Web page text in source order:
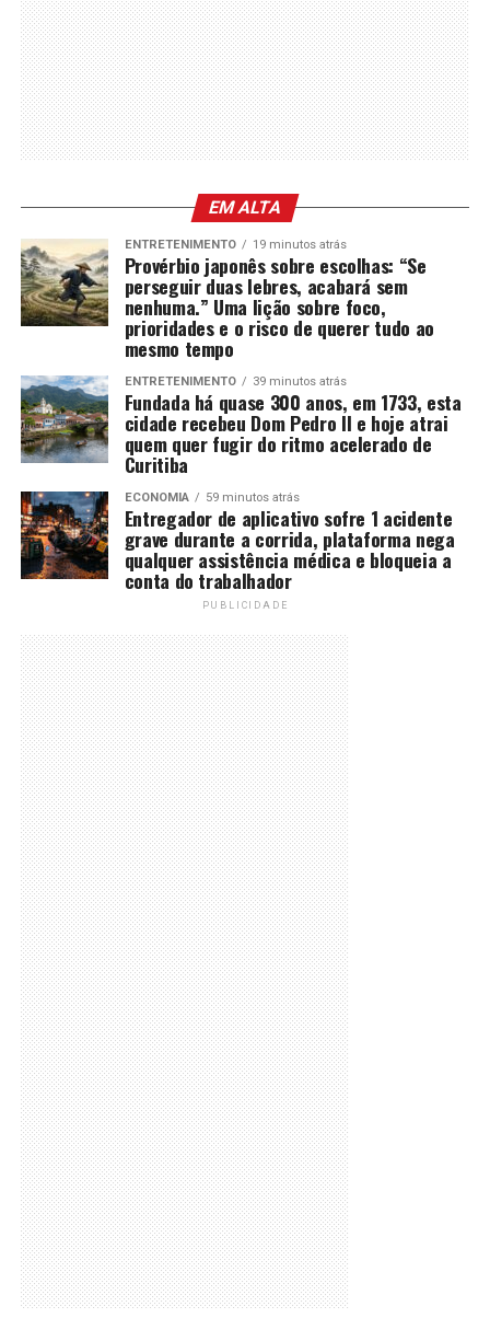
EM ALTA
ENTRETENIMENTO 19 minutos atrás
Provérbio japonês sobre escolhas: “Se
perseguir duas lebres, acabará sem
nenhuma.” Uma lição sobre foco,
prioridades e o risco de querer tudo ao
mesmo tempo
ENTRETENIMENTO 39 minutos atrás
Fundada há quase 300 anos, em 1733, esta
cidade recebeu Dom Pedro II e hoje atrai
quem quer fugir do ritmo acelerado de
Curitiba
ECONOMIA 59 minutos atrás
Entregador de aplicativo sofre 1 acidente
grave durante a corrida, plataforma nega
qualquer assistência médica e bloqueia a
conta do trabalhador
PUBLICIDADE